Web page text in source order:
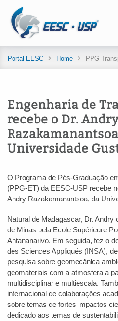
Portal EESC Home PPG
Engenharia de
recebe o Dr. Andry
Universidade
O Programa de Pós-Graduação
(PPG-ET) da EESC-USP recebe
Andry Razakamanantsoa, da
Natural de Madagascar, Dr. Andry
de Minas pela Ecole Supérieure
Antananarivo. Em seguida, fez o
des Sciences Appliqués (INSA),
pesquisa sobre geomecânica
geomateriais com a atmosfera a
multidisciplinar e multiescala.
internacional de colaborações
sobre temas de fortes impactos
dedicado aos temas de